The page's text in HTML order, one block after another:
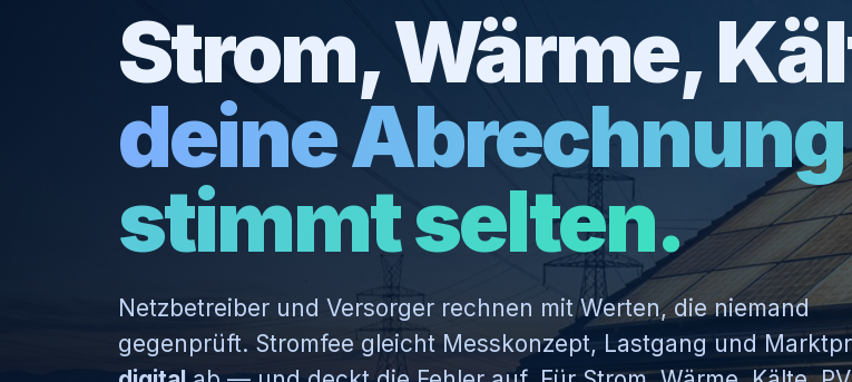
Strom, Wärme,
deine Abrechnung
stimmt selten.
Netzbetreiber und Versorger rechnen mit Werten, die niemand
gegenprüft. Stromfee gleicht Messkonzept, Lastgang und